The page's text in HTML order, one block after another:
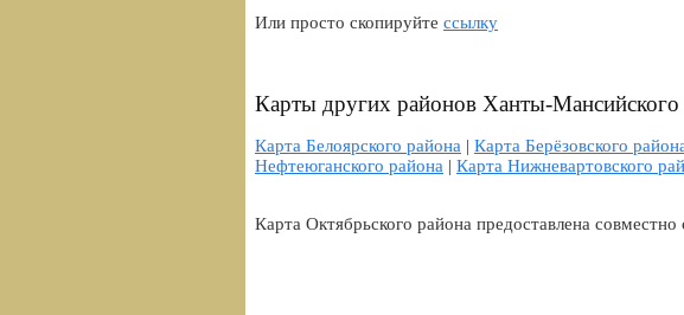
Или просто скопируйте ссылку
Карты других районов Ханты-Мансийского
Карта Белоярского района | Карта Берёзовского
Нефтеюганского района | Карта Нижневартовского
Карта Октябрьского района предоставлена